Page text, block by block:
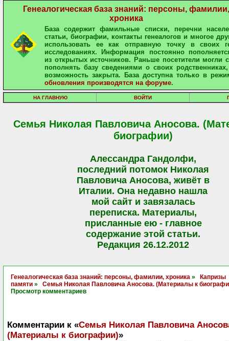
Генеалогическая база знаний: персоны, фамилии,
хроника
База содержит фамильные списки, перечни
статьи, биографии, контакты генеалогов и многое
использовать ее как отправную точку в своих
исследованиях. Информация постоянно
из открытых источников. Раньше посетители могли
пополнять базу сведениями о своих
возможность закрыта. База доступна только в
обновления производятся на форуме.
НА ГЛАВНУЮ ВОЙТИ
Семья Николая Павловича Аносова.
биографии)
Алессандра Гандолфи,
последний потомок Николая
Павловича Аносова, живёт в
Италии. Она недавно нашла
мой сайт и завязалась
переписка. Материалы,
присланные ею - главное
содержание этой статьи.
Редакция 26.12.2012
Генеалогическая база знаний: персоны, фамилии, хроника »
Капризы
памяти » Семья Николая Павловича Аносова. (Материалы к
Просмотр комментариев
Комментарии к «Семья Николая Павловича
(Материалы к биографии)»